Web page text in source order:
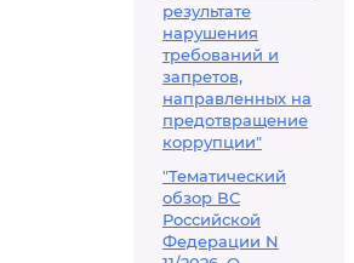
результате
нарушения
требований и
запретов,
направленных на
предотвращение
коррупции"
"Тематический
обзор ВС
Российской
Федерации N